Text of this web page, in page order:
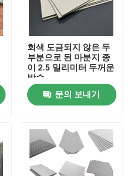
회색 도금되지 않은 두
부분으로 된 마분지 종
이 2.5 밀리미터 두꺼운
방습
문의 보내기